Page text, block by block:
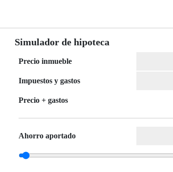
Simulador de hipoteca
Precio inmueble
Impuestos y gastos
Precio + gastos
Ahorro aportado